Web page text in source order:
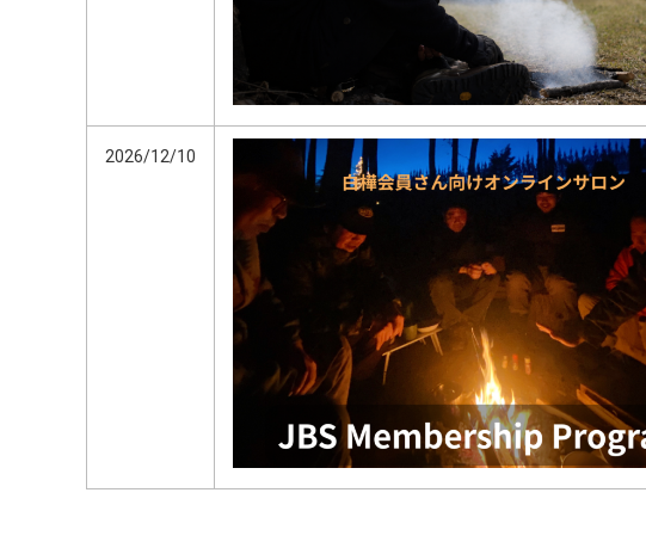
2026/12/10